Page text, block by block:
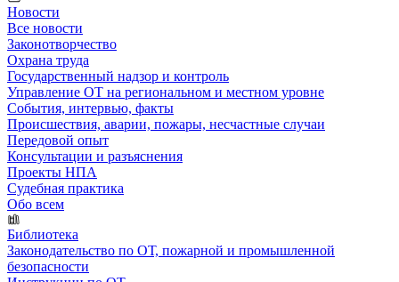
Новости
Все новости
Законотворчество
Охрана труда
Государственный надзор и контроль
Управление ОТ на региональном и местном уровне
События, интервью, факты
Происшествия, аварии, пожары, несчастные случаи
Передовой опыт
Консультации и разъяснения
Проекты НПА
Судебная практика
Обо всем
Библиотека
Законодательство по ОТ, пожарной и промышленной
безопасности